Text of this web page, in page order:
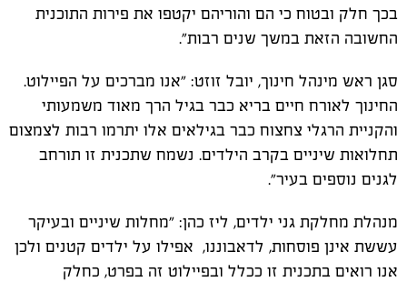
בכך חלק ובטוח כי הם והוריהם יקטפו את פירות התוכנית
החשובה הזאת במשך שנים רבות".
סגן ראש מינהל חינוך, יובל זוזט: "אנו מברכים על הפיילוט.
החינוך לאורח חיים בריא כבר בגיל הרך מאוד משמעותי
והקניית הרגלי צחצוח כבר בגילאים אלו יתרמו רבות לצמצום
תחלואות שיניים בקרב הילדים. נשמח שתכנית זו תורחב
לגנים נוספים בעיר".
מנהלת מחלקת גני ילדים, ליז כהן: "מחלות שיניים ובעיקר
עששת אינן פוסחות, לדאבוננו, אפילו על ילדים קטנים ולכן
אנו רואים בתכנית זו ככלל ובפיילוט זה בפרט, כחלק